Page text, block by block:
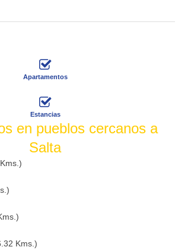
Apartamentos
Estancias
en pueblos cercanos a
Salta
Kms.)